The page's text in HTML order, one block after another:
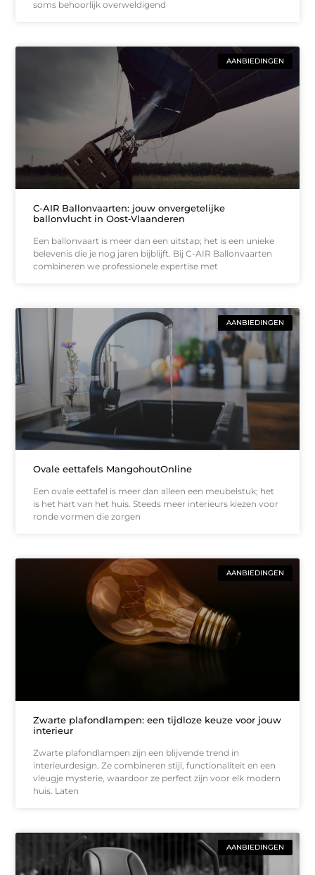
soms behoorlijk overweldigend
AANBIEDINGEN
C-AIR Ballonvaarten: jouw onvergetelijke
ballonvlucht in Oost‑Vlaanderen
Een ballonvaart is meer dan een uitstap; het is een unieke
belevenis die je nog jaren bijblijft. Bij C-AIR Ballonvaarten
combineren we professionele expertise met
AANBIEDINGEN
Ovale eettafels MangohoutOnline
Een ovale eettafel is meer dan alleen een meubelstuk; het
is het hart van het huis. Steeds meer interieurs kiezen voor
ronde vormen die zorgen
AANBIEDINGEN
Zwarte plafondlampen: een tijdloze keuze voor jouw
interieur
Zwarte plafondlampen zijn een blijvende trend in
interieurdesign. Ze combineren stijl, functionaliteit en een
vleugje mysterie, waardoor ze perfect zijn voor elk modern
huis. Laten
AANBIEDINGEN